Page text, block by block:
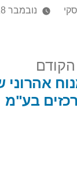
נובמבר 18, 2020
בע"מ